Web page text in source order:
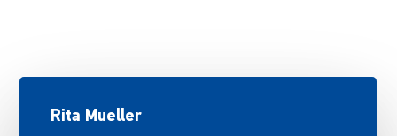
Rita Mueller